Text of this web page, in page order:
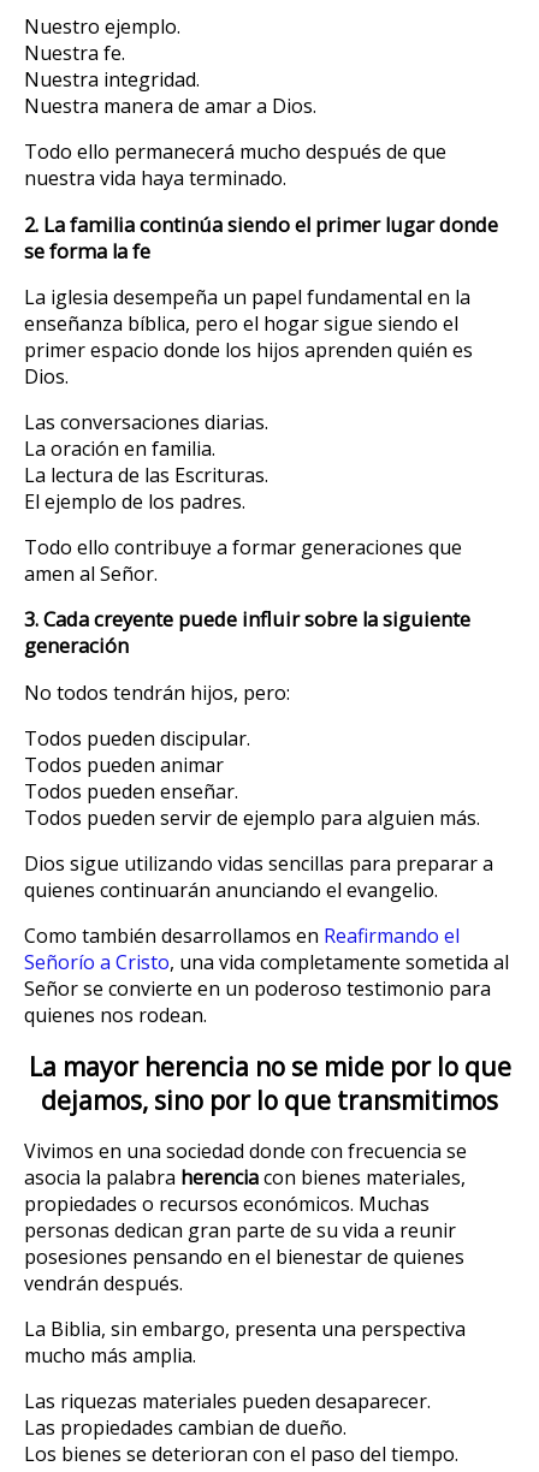
Nuestro ejemplo.
Nuestra fe.
Nuestra integridad.
Nuestra manera de amar a Dios.
Todo ello permanecerá mucho después de que
nuestra vida haya terminado.
2. La familia continúa siendo el primer lugar donde
se forma la fe
La iglesia desempeña un papel fundamental en la
enseñanza bíblica, pero el hogar sigue siendo el
primer espacio donde los hijos aprenden quién es
Dios.
Las conversaciones diarias.
La oración en familia.
La lectura de las Escrituras.
El ejemplo de los padres.
Todo ello contribuye a formar generaciones que
amen al Señor.
3. Cada creyente puede influir sobre la siguiente
generación
No todos tendrán hijos, pero:
Todos pueden discipular.
Todos pueden animar
Todos pueden enseñar.
Todos pueden servir de ejemplo para alguien más.
Dios sigue utilizando vidas sencillas para preparar a
quienes continuarán anunciando el evangelio.
Como también desarrollamos en Reafirmando el
Señorío a Cristo, una vida completamente sometida al
Señor se convierte en un poderoso testimonio para
quienes nos rodean.
La mayor herencia no se mide por lo que
dejamos, sino por lo que transmitimos
Vivimos en una sociedad donde con frecuencia se
asocia la palabra herenciacon bienes materiales,
propiedades o recursos económicos. Muchas
personas dedican gran parte de su vida a reunir
posesiones pensando en el bienestar de quienes
vendrán después.
La Biblia, sin embargo, presenta una perspectiva
mucho más amplia.
Las riquezas materiales pueden desaparecer.
Las propiedades cambian de dueño.
Los bienes se deterioran con el paso del tiempo.